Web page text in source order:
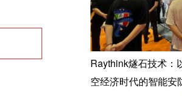
急救援与医疗运
Raythink燧石技术：
空经济时代的智能安